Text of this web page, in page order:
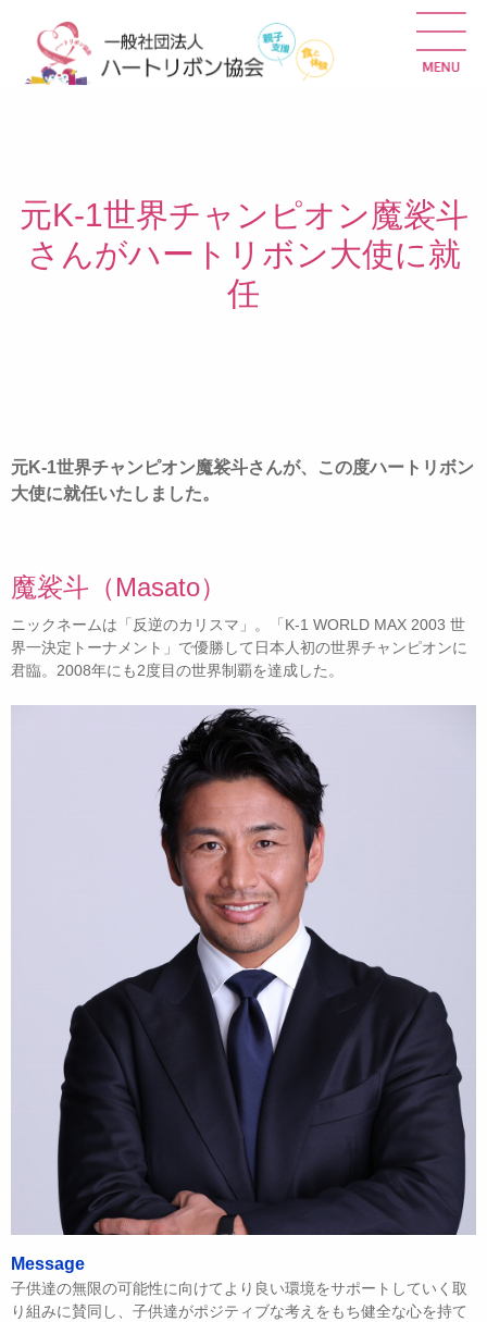
元K-1世界チャンピオン魔裟斗
さんがハートリボン大使に就
任
元K-1世界チャンピオン魔裟斗さんが、この度ハートリボン
大使に就任いたしました。
魔裟斗（Masato）
ニックネームは「反逆のカリスマ」。「K-1 WORLD MAX 2003 世
界一決定トーナメント」で優勝して日本人初の世界チャンピオンに
君臨。2008年にも2度目の世界制覇を達成した。
Message
子供達の無限の可能性に向けてより良い環境をサポートしていく取
り組みに賛同し、子供達がポジティブな考えをもち健全な心を持て